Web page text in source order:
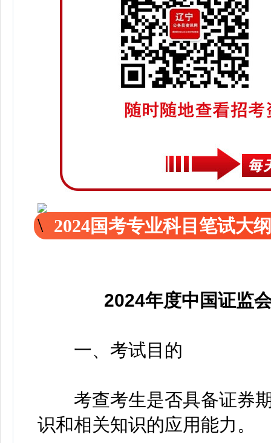
2024国考专业科目笔试大
2024年度中国证监
一、考试目的
考查考生是否具备证券期
识和相关知识的应用能力。